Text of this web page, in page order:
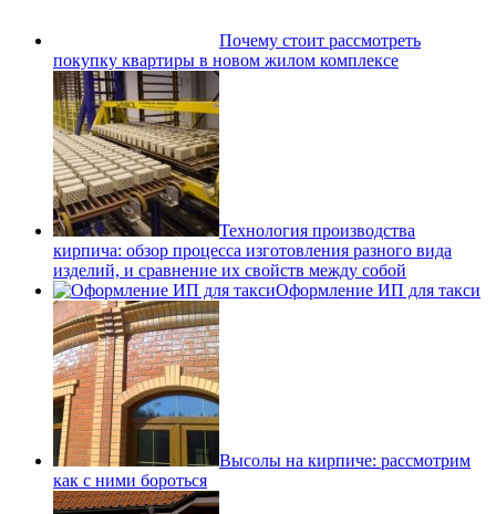
Почему стоит рассмотреть
покупку квартиры в новом жилом комплексе
Технология производства
кирпича: обзор процесса изготовления разного вида
изделий, и сравнение их свойств между собой
Оформление ИП для такси
Высолы на кирпиче: рассмотрим
как с ними бороться